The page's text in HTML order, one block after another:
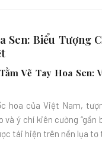
Sen: Biểu Tượng
Vẽ Tay Hoa Sen:
hoa của Việt Nam,
và ý chí kiên cường “gần
tái hiện trên nền lụa tơ